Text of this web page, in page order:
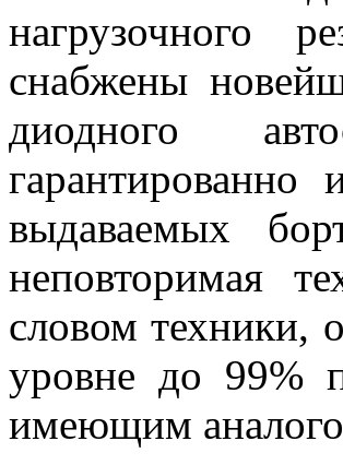
нагрузочного
снабжены
диодного
выдаваемых
неповторимая
словом техники,
уровне до 99%
имеющим